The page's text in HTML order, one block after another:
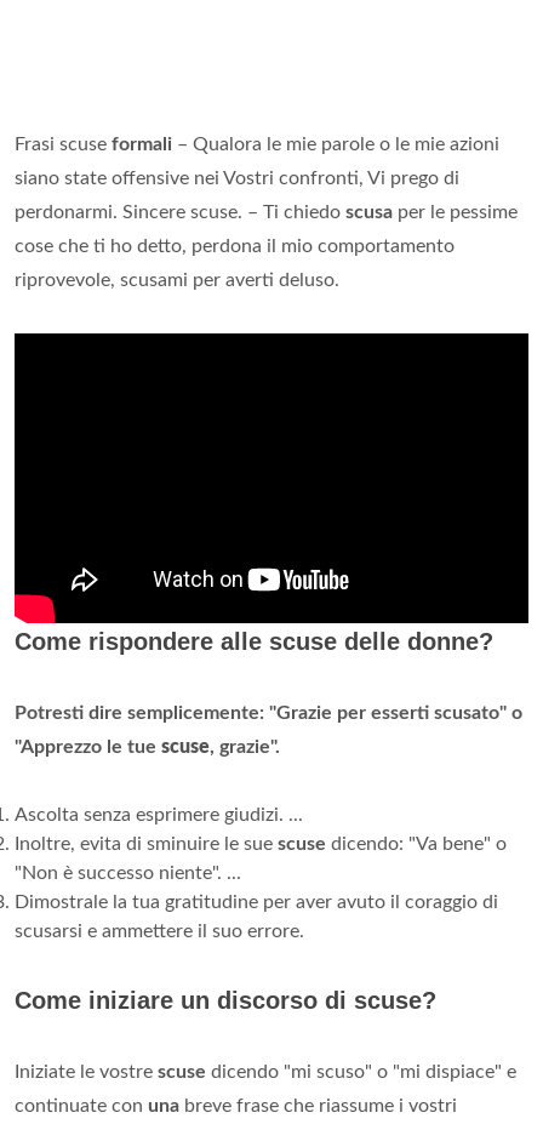
Frasi scuse formali – Qualora le mie parole o le mie azioni
siano state offensive nei Vostri confronti, Vi prego di
perdonarmi. Sincere scuse. – Ti chiedo scusa per le pessime
cose che ti ho detto, perdona il mio comportamento
riprovevole, scusami per averti deluso.
Come rispondere alle scuse delle donne?
Potresti dire semplicemente: "Grazie per esserti scusato" o
"Apprezzo le tue scuse, grazie".
Ascolta senza esprimere giudizi. ...
Inoltre, evita di sminuire le sue scuse dicendo: "Va bene" o
"Non è successo niente". ...
Dimostrale la tua gratitudine per aver avuto il coraggio di
scusarsi e ammettere il suo errore.
Come iniziare un discorso di scuse?
Iniziate le vostre scuse dicendo "mi scuso" o "mi dispiace" e
continuate con una breve frase che riassume i vostri